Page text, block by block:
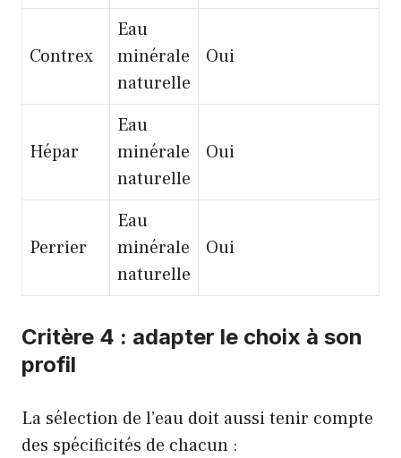
Contrex
Eau
minérale
naturelle
Oui
Hépar
Eau
minérale
naturelle
Oui
Perrier
Eau
minérale
naturelle
Oui
Critère 4 : adapter le choix à son
profil
La sélection de l’eau doit aussi tenir compte
des spécificités de chacun :